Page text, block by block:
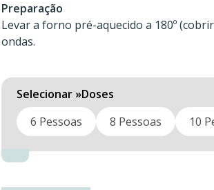
Preparação
Levar a forno pré-aquecido a 180º
ondas.
Doses
6 Pessoas
8 Pessoas 10